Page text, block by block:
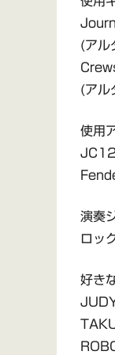
(アル
(アル
使用
演奏
ロッ
好き